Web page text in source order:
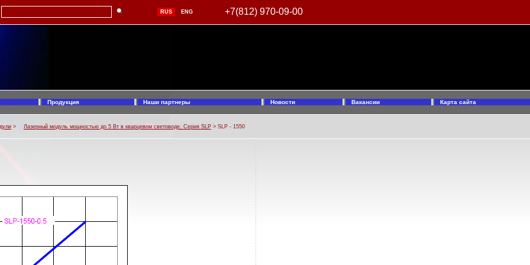
RUS ENG +7(812) 970-09-00
Продукция Наши партнеры Новости Вакансии Карта сайта
> Лазерный модуль мощностью до 5 Вт в кварцевом световоде. Серия SLP > SLP - 1550